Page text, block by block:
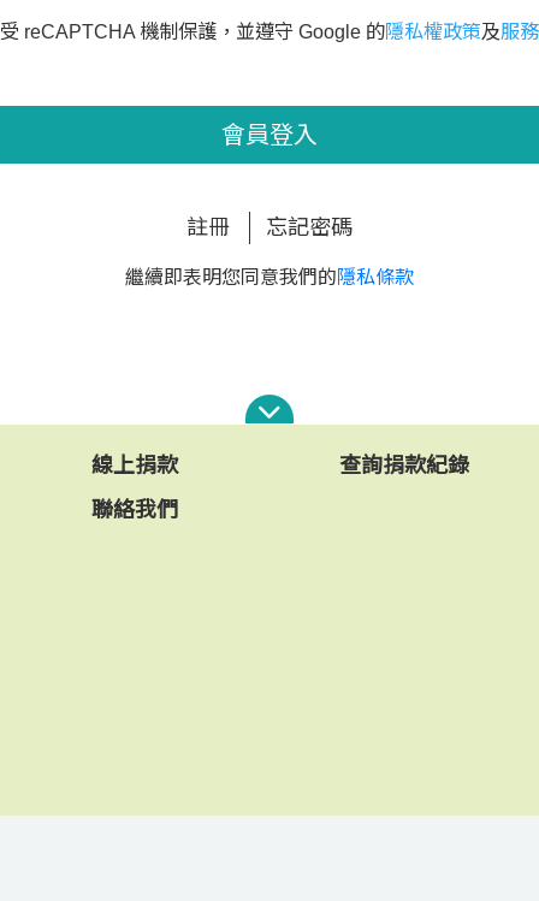
reCAPTCHA 機制保護，並遵守 Google 的隱私權政策及服
會員登入
註冊 忘記密碼
繼續即表明您同意我們的隱私條款
線上捐款
查詢捐款紀錄
聯絡我們